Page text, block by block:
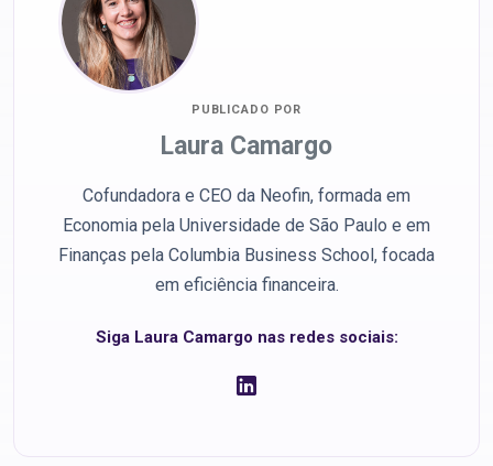
PUBLICADO POR
Laura Camargo
Cofundadora e CEO da Neofin, formada em
Economia pela Universidade de São Paulo e em
Finanças pela Columbia Business School, focada
em eficiência financeira.
Siga Laura Camargo nas redes sociais: